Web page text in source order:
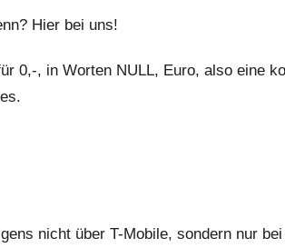
Hier bei uns!
0,-, in Worten NULL, Euro, also eine
nicht über T-Mobile, sondern nur